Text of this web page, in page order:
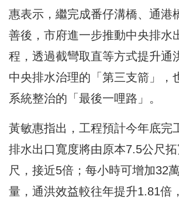
惠表示，繼完成番仔溝橋、通港
善後，市府進一步推動中央排水
程，透過截彎取直等方式提升通
中央排水治理的「第三支箭」，
系統整治的「最後一哩路」。
黃敏惠指出，工程預計今年底完
排水出口寬度將由原本7.5公尺
尺，接近5倍；每小時可增加32
量，通洪效益較往年提升1.81倍